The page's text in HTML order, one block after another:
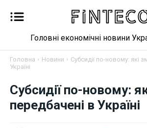
Новини
Бізнес
Головні економічні новини
Головна Новини
Субсидії по-новому: які
Україні
Субсидії по-новому:
передбачені в Україні